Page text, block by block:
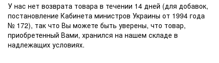
У нас нет возврата товара в течении 14 дней (для добавок,
постановление Кабинета министров Украины от 1994 года
№ 172), так что Вы можете быть уверены, что товар,
приобретенный Вами, хранился на нашем складе в
надлежащих условиях.